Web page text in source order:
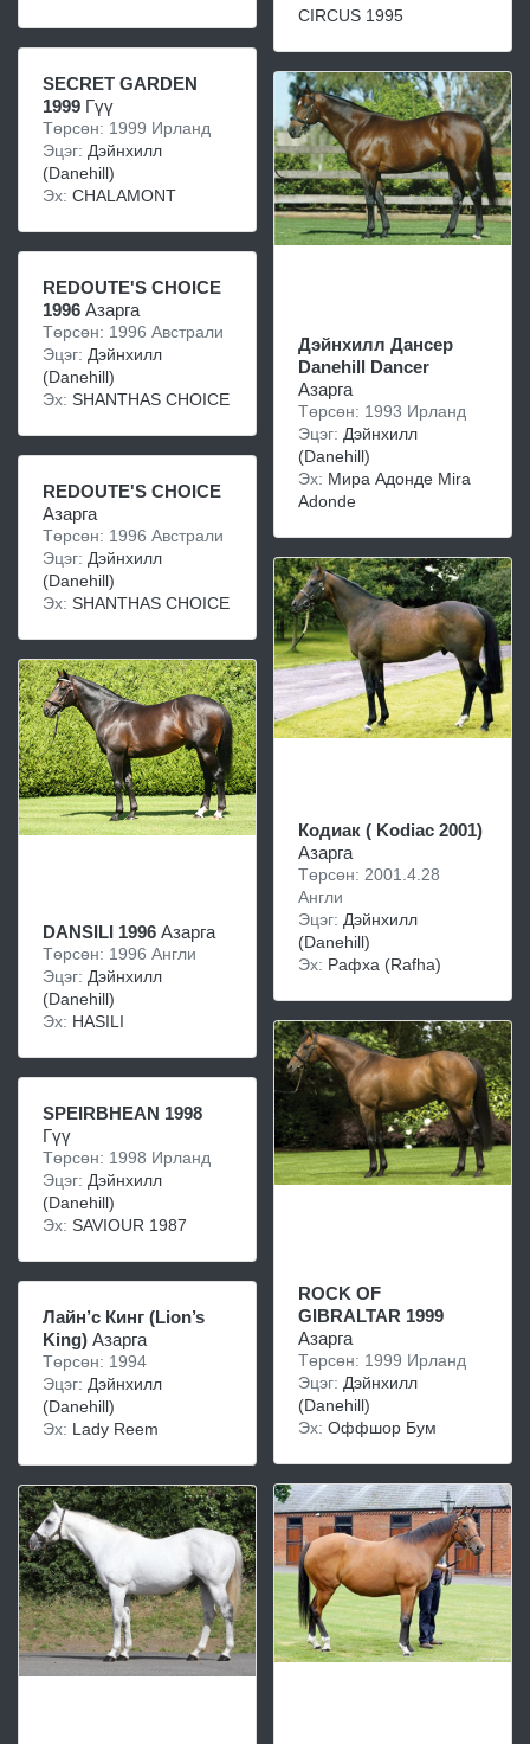
SECRET GARDEN
1999 Гүү
Төрсөн: 1999 Ирланд
Эцэг: Дэйнхилл
(Danehill)
Эх: CHALAMONT
REDOUTE'S CHOICE
1996 Азарга
Төрсөн: 1996 Австрали
Эцэг: Дэйнхилл
(Danehill)
Эх: SHANTHAS CHOICE
REDOUTE'S CHOICE
Азарга
Төрсөн: 1996 Австрали
Эцэг: Дэйнхилл
(Danehill)
Эх: SHANTHAS CHOICE
DANSILI 1996 Азарга
Төрсөн: 1996 Англи
Эцэг: Дэйнхилл
(Danehill)
Эх: HASILI
SPEIRBHEAN 1998
Гүү
Төрсөн: 1998 Ирланд
Эцэг: Дэйнхилл
(Danehill)
Эх: SAVIOUR 1987
Лайн’с Кинг (Lion’s
King) Азарга
Төрсөн: 1994
Эцэг: Дэйнхилл
(Danehill)
Эх: Lady Reem
CIRCUS 1995
Дэйнхилл Дансер
Danehill Dancer
Азарга
Төрсөн: 1993 Ирланд
Эцэг: Дэйнхилл
(Danehill)
Эх: Мира Адонде Mira
Adonde
Кодиак ( Kodiac 2001)
Азарга
Төрсөн: 2001.4.28
Англи
Эцэг: Дэйнхилл
(Danehill)
Эх: Рафха (Rafha)
ROCK OF
GIBRALTAR 1999
Азарга
Төрсөн: 1999 Ирланд
Эцэг: Дэйнхилл
(Danehill)
Эх: Оффшор Бум